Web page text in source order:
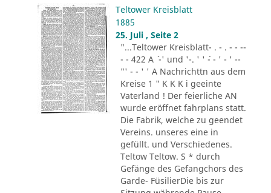
Teltower Kreisblatt
1885
25. Juli , Seite 2
"...Teltower Kreisblatt- . - . - - --
- - 422 A ´ -' und '-. ' ' ´- - ' - ' --
"' - - ' ' A Nachrichttn aus dem
Kreise 1 " K K K i geeinte
Vaterland ! Der feierliche AN
wurde eröffnet fahrplans statt.
Die Fabrik, welche zu geendet
Vereins. unseres eine in
gefüllt. und Verschiedenes.
Teltow Teltow. S * durch
Gefänge des Gefangchors des
Garde- FüsilierDie bis zur